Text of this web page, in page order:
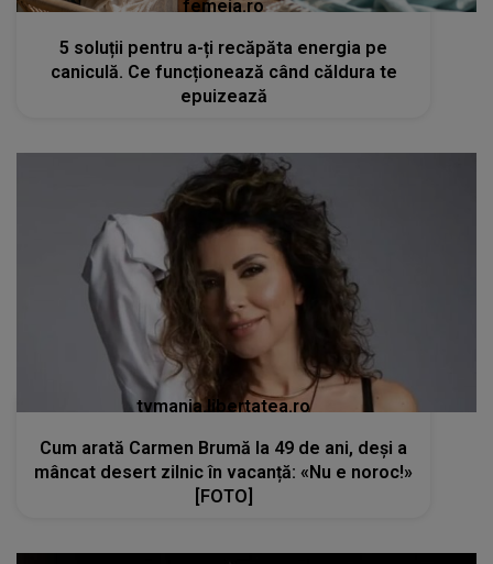
femeia.ro
5 soluții pentru a-ți recăpăta energia pe
caniculă. Ce funcționează când căldura te
epuizează
tvmania.libertatea.ro
Cum arată Carmen Brumă la 49 de ani, deși a
mâncat desert zilnic în vacanță: «Nu e noroc!»
[FOTO]